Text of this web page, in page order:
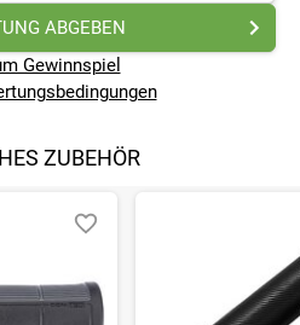
ABGEBEN
Gewinnspiel
ZUBEHÖR